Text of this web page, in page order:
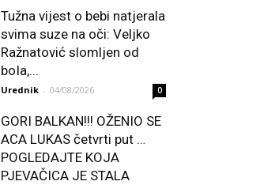
Tužna vijest o bebi natjerala
svima suze na oči: Veljko
Ražnatović slomljen od
boIa,...
Urednik - 04/08/2026 0
GORI BALKAN!!! OŽENIO SE
ACA LUKAS četvrti put …
POGLEDAJTE KOJA
PJEVAČICA JE STALA